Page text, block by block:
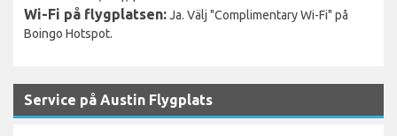
Wi-Fi på flygplatsen:Ja. Välj "Complimentary Wi-Fi" på
Boingo Hotspot.
Service på Austin Flygplats